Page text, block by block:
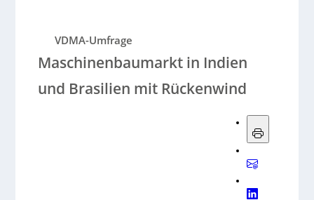
VDMA-Umfrage
Maschinenbaumarkt in Indien
und Brasilien mit Rückenwind